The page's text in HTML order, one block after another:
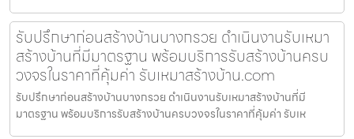
รับปรึกษาก่อนสร้างบ้านบางกรวย ดำเนินงานรับเหมา
สร้างบ้านที่มีมาตรฐาน พร้อมบริการรับสร้างบ้านครบ
วงจรในราคาที่คุ้มค่า รับเหมาสร้างบ้าน.com
รับปรึกษาก่อนสร้างบ้านบางกรวย ดำเนินงานรับเหมาสร้างบ้านที่มี
มาตรฐาน พร้อมบริการรับสร้างบ้านครบวงจรในราคาที่คุ้มค่า รับเห